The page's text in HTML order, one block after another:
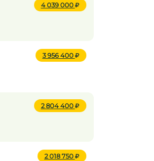
4 039 000
3 956 400
2 804 400
2 018 750